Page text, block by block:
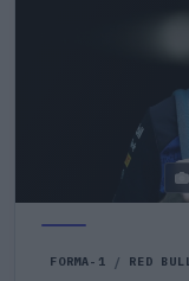
FORMA-1 / RED